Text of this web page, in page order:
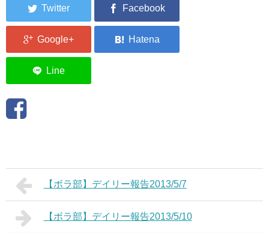
【ボラ部】デイリー報告2013/5/7
【ボラ部】デイリー報告2013/5/10
港町の編みっ娘ぶらぐ
編みっ娘たち紹介
KRA BLOG
リンク